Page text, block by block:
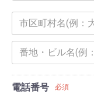
電話番号 必須